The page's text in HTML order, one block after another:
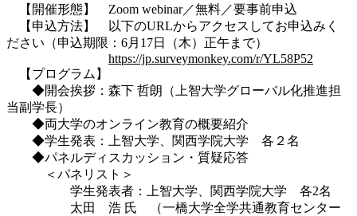
【開催形態】 Zoom webinar／無料／要事前申込
【申込方法】 以下のURLからアクセスしてお申込みく
ださい（申込期限：6月17日（木）正午まで）
https://jp.surveymonkey.com/r/YL58P52
【プログラム】
◆開会挨拶：森下 哲朗（上智大学グローバル化推進担
当副学長）
◆両大学のオンライン教育の概要紹介
◆学生発表：上智大学、関西学院大学 各２名
◆パネルディスカッション・質疑応答
＜パネリスト＞
学生発表者：上智大学、関西学院大学 各2名
太田 浩 氏 （一橋大学全学共通教育センター